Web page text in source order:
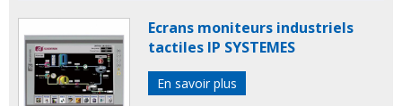
Ecrans moniteurs industriels
tactiles IP SYSTEMES
En savoir plus